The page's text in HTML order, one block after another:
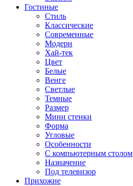
Гостиные
Стиль
Классические
Современные
Модерн
Хай-тек
Цвет
Белые
Венге
Светлые
Темные
Размер
Мини стенки
Форма
Угловые
Особенности
С компьютерным столом
Назначение
Под телевизор
Прихожие